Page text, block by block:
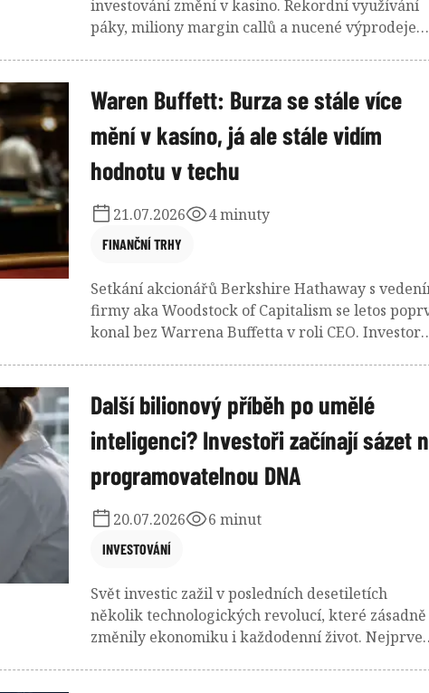
investování změní v kasino. Rekordní využívání
páky, miliony margin callů a nucené výprodeje
peníze, které nikdy nevlastnili.
Waren Buffett: Burza se stále více
mění v kasíno, já ale stále vidím
hodnotu v techu
FINANČNÍ TRHY
21.07.2026 4 minuty
Setkání akcionářů Berkshire Hathaway s
firmy aka Woodstock of Capitalism se letos
konal bez Warrena Buffetta v roli CEO. Investor
novinářům ze CNBC.
Další bilionový příběh po umělé
inteligenci? Investoři začínají sázet
programovatelnou DNA
INVESTOVÁNÍ
20.07.2026 6 minut
Svět investic zažil v posledních desetiletích
několik technologických revolucí, které zásadně
změnily ekonomiku i každodenní život. Nejprve